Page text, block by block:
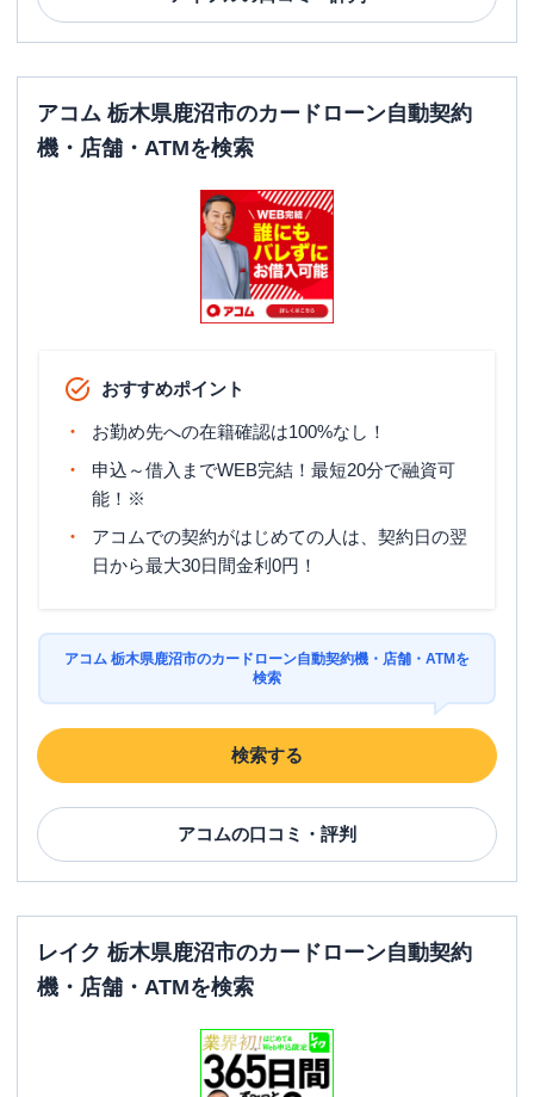
アコム 栃木県鹿沼市のカードローン自動契約
機・店舗・ATMを検索
おすすめポイント
お勤め先への在籍確認は100%なし！
申込～借入までWEB完結！最短20分で融資可
能！※
アコムでの契約がはじめての人は、契約日の翌
日から最大30日間金利0円！
アコム 栃木県鹿沼市のカードローン自動契約機・店舗・ATMを
検索
検索する
アコムの口コミ・評判
レイク 栃木県鹿沼市のカードローン自動契約
機・店舗・ATMを検索